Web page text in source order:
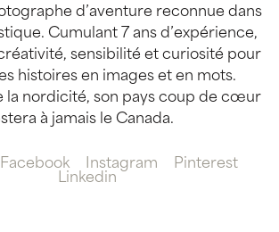
d’aventure reconnue dans
Cumulant 7 ans d’expérience,
sensibilité et curiosité pour
histoires en images et en mots.
la nordicité, son pays coup de cœur
à jamais le Canada.
Facebook Instagram
Pinterest
Linkedin